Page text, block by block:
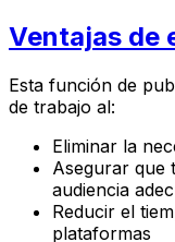
Ventajas de
Esta función de
de trabajo al:
Eliminar la
Asegurar que
audiencia
Reducir el
plataformas